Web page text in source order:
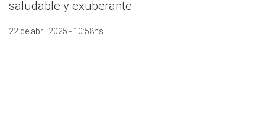
saludable y exuberante
22 de abril 2025 - 10:58hs